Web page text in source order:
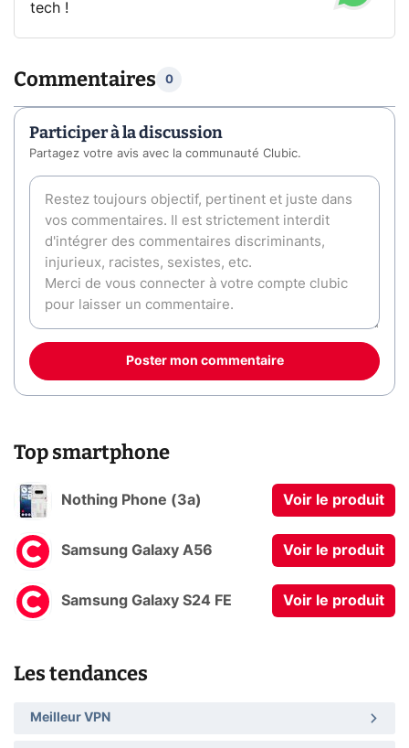
tech !
Commentaires 0
Participer à la discussion
Partagez votre avis avec la communauté Clubic.
Poster mon commentaire
Top smartphone
Nothing Phone (3a) Voir le produit
Samsung Galaxy A56 Voir le produit
Samsung Galaxy S24 FE Voir le produit
Les tendances
Meilleur VPN